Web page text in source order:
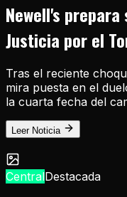
Newell's
Justicia por el
Tras el reciente
mira puesta en el
la cuarta fecha del
Leer Noticia
CentralDestacada